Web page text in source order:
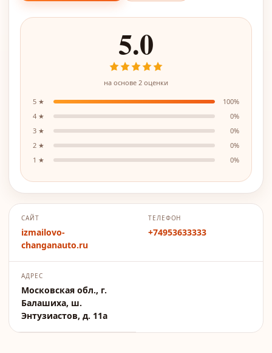
5.0
на основе 2 оценки
5 ★ 100%
4 ★ 0%
3 ★ 0%
2 ★ 0%
1 ★ 0%
САЙТ
izmailovo-
changanauto.ru
ТЕЛЕФОН
+74953633333
АДРЕС
Московская обл., г.
Балашиха, ш.
Энтузиастов, д. 11а